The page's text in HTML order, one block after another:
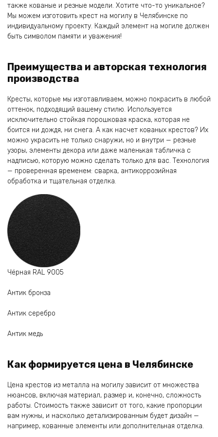
также кованые и резные модели. Хотите что-то уникальное?
Мы можем изготовить крест на могилу в Челябинске по
индивидуальному проекту. Каждый элемент на могиле должен
быть символом памяти и уважения!
Преимущества и авторская технология
производства
Кресты, которые мы изготавливаем, можно покрасить в любой
оттенок, подходящий вашему стилю. Используется
исключительно стойкая порошковая краска, которая не
боится ни дождя, ни снега. А как насчет кованых крестов? Их
можно украсить не только снаружи, но и внутри — резные
узоры, элементы декора или даже маленькая табличка с
надписью, которую можно сделать только для вас. Технология
— проверенная временем: сварка, антикоррозийная
обработка и тщательная отделка.
Чёрная RAL 9005
Антик бронза
Антик серебро
Антик медь
Как формируется цена в Челябинске
Цена крестов из металла на могилу зависит от множества
нюансов, включая материал, размер и, конечно, сложность
работы. Стоимость также зависит от того, какие пропорции
вам нужны, и насколько детализированным будет дизайн —
например, кованные элементы или дополнительная отделка.